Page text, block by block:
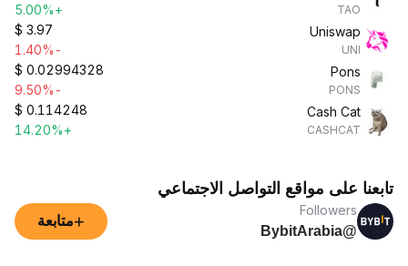
TAO
+5.00%
Uniswap
UNI
$ 3.97
-1.40%
Pons
PONS
$ 0.02994328
-9.50%
Cash Cat
CASHCAT
$ 0.114248
+14.20%
تابعنا على مواقع التواصل الاجتماعي
Followers
@BybitArabia
+متابعة